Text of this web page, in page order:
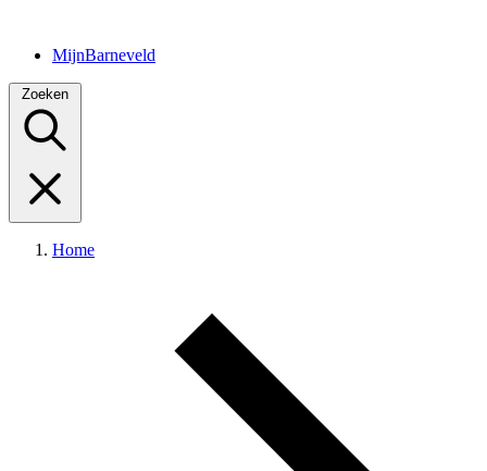
MijnBarneveld
Zoeken
Home